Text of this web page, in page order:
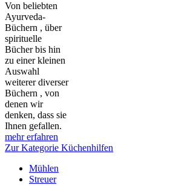
Von beliebten
Ayurveda-
Büchern , über
spirituelle
Bücher bis hin
zu einer kleinen
Auswahl
weiterer diverser
Büchern , von
denen wir
denken, dass sie
Ihnen gefallen.
mehr erfahren
Zur Kategorie Küchenhilfen
Mühlen
Streuer